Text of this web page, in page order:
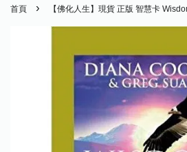
首頁 › 【佛化人生】現貨 正版 智慧卡